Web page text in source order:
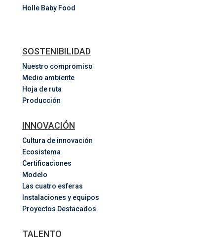
Holle Baby Food
SOSTENIBILIDAD
Nuestro compromiso
Medio ambiente
Hoja de ruta
Producción
INNOVACIÓN
Cultura de innovación
Ecosistema
Certificaciones
Modelo
Las cuatro esferas
Instalaciones y equipos
Proyectos Destacados
TALENTO